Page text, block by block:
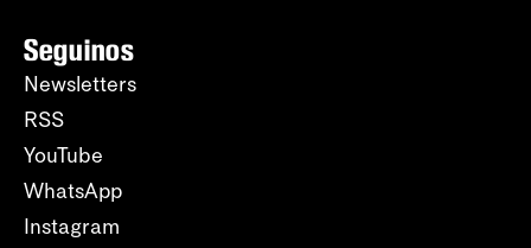
Seguinos
Newsletters
RSS
YouTube
WhatsApp
Instagram